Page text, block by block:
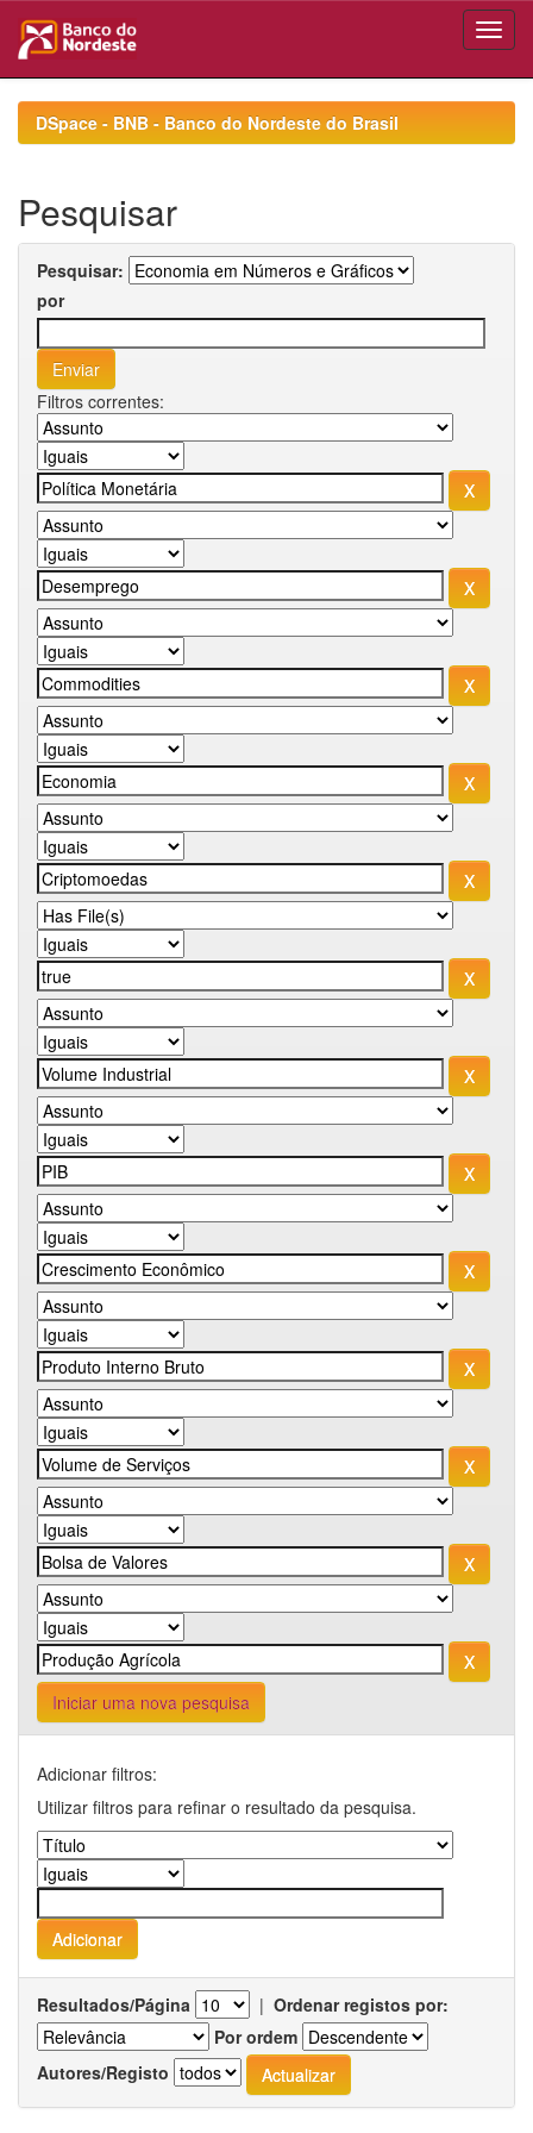
navigationDSpace - BNB - Banco do Nordeste do Brasil
Pesquisar
Pesquisar:
por
Filtros correntes:
Iniciar uma nova pesquisa
Adicionar filtros:
Utilizar filtros para refinar o resultado da pesquisa.
Resultados/Página | Ordenar registos por:
Por ordem
Autores/Registo